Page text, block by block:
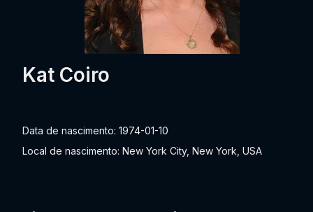
Kat Coiro
Data de nascimento: 1974-01-10
Local de nascimento: New York City, New York, USA